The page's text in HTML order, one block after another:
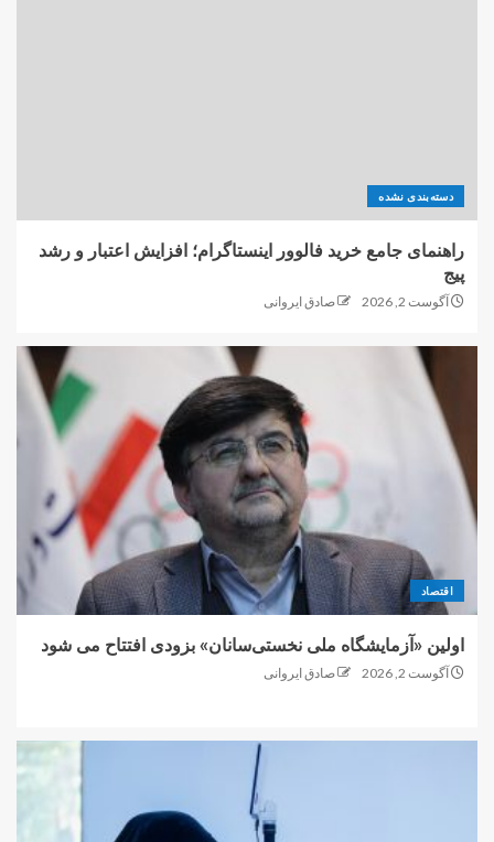
دسته‌بندی نشده
راهنمای جامع خرید فالوور اینستاگرام؛ افزایش اعتبار و رشد
پیج
آگوست 2, 2026 صادق ایروانی
اقتصاد
اولین «آزمایشگاه ملی نخستی‌سانان» بزودی افتتاح می شود
آگوست 2, 2026 صادق ایروانی